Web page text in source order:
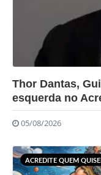
?>
Thor Dantas,
esquerda no
05/08/2026
ACREDITE QUEM